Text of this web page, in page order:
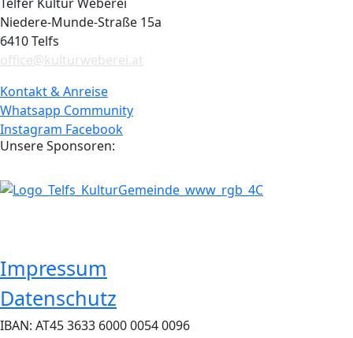
Niedere-Munde-Straße 15a
6410 Telfs
office@kulturweberei.at
Kontakt & Anreise
Whatsapp Community
Instagram Facebook
Unsere Sponsoren:
Impressum
Datenschutz
IBAN: AT45 3633 6000 0054 0096